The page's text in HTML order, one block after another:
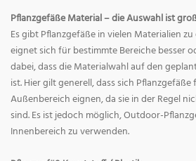
Pflanzgefäße Material – die Auswahl ist
Es gibt Pflanzgefäße in vielen Materialien
eignet sich für bestimmte Bereiche besser
dabei, dass die Materialwahl auf den
ist. Hier gilt generell, dass sich
Außenbereich eignen, da sie in der Regel
sind. Es ist jedoch möglich, Outdoor-
Innenbereich zu verwenden.